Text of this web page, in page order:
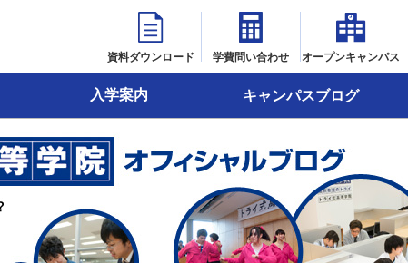
資料ダウンロード 学費問い合わせ オープンキャンパス
入学案内 キャンパスブログ